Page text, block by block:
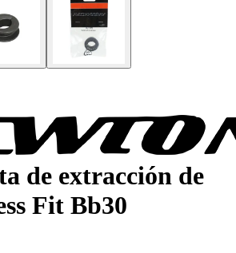
de extracción de
Fit Bb30